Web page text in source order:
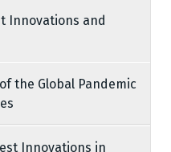
Innovations and
the Global Pandemic
Innovations in